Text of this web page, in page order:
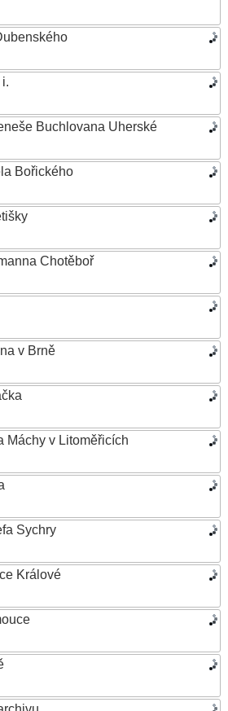
Buchlovana Uherské
Bořického
Chotěboř
v Brně
Máchy v Litoměřicích
Sychry
Králové